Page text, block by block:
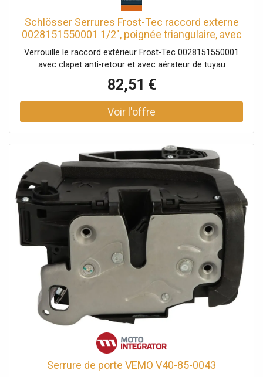
Schlösser Serrures Frost-Tec raccord externe
0028151550001 1/2", poignée triangulaire, avec
clé à douille, pour construction en coque,
chromé
Verrouille le raccord extérieur Frost-Tec 0028151550001
avec clapet anti-retour et avec aérateur de tuyau
82,51 €
Serrure de porte VEMO V40-85-0043